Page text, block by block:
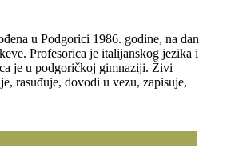
u Podgorici 1986. godine, na dan
Profesorica je italijanskog jezika i
je u podgoričkoj gimnaziji. Živi
rasuđuje, dovodi u vezu, zapisuje,